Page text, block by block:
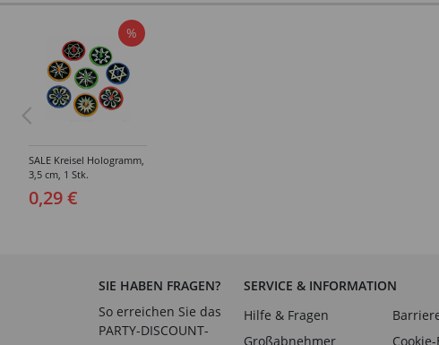
%
SALE Kreisel Hologramm,
3,5 cm, 1 Stk.
0,29 €
SIE HABEN FRAGEN?
So erreichen Sie das
PARTY-DISCOUNT-
SERVICE & INFORMATION
Hilfe & Fragen
Großabnehmer